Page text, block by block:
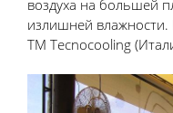
воздуха на большей
излишней
ТМ Tecnocooling